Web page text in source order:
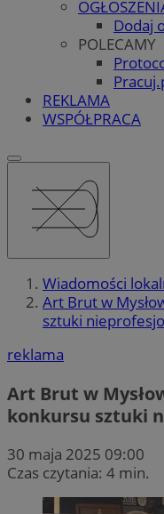
Dodaj
POLECAMY
REKLAMA
WSPÓŁPRACA
Wiadomości
Art Brut w
sztuki
reklama
Art Brut w
konkursu sztuki
30 maja 2025 09:00
Czas czytania: 4 min.